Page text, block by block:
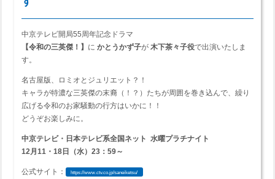
中京テレビ開局55周年記念ドラマ
【令和の三英傑！】 に かとうかず子が 木下茶々子役で出演いたしま
す。
名古屋版、ロミオとジュリエット？！
キャラが特濃な三英傑の末裔（！？）たちが周囲を巻き込んで、繰り
広げる令和のお家騒動の行方はいかに！！
どうぞお楽しみに。
中京テレビ・日本テレビ系全国ネット 水曜プラチナイト
12月11・18日（水）23：59～
公式サイト： https://www.ctv.co.jp/saneiketsu/